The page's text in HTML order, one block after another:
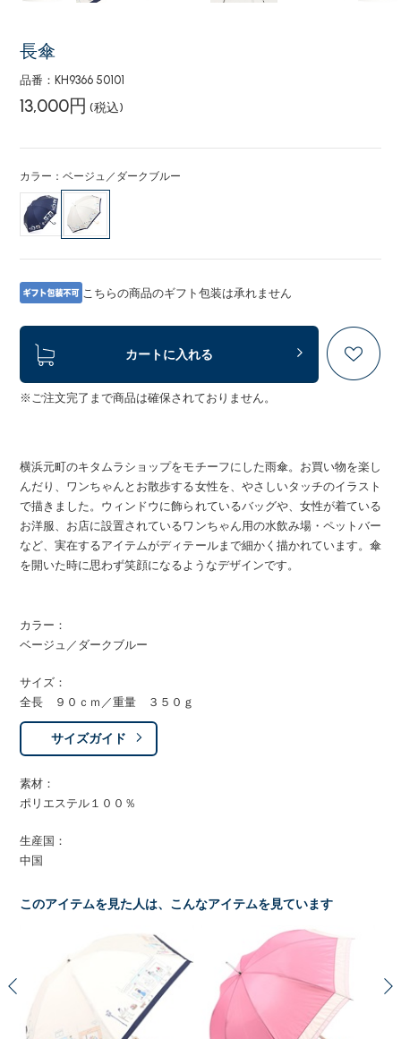
長傘
品番：KH9366 50101
13,000円 (税込)
カラー：ベージュ／ダークブルー
こちらの商品のギフト包装は承れません
カートに入れる
※ご注文完了まで商品は確保されておりません。
横浜元町のキタムラショップをモチーフにした雨傘。お買い物を楽し
んだり、ワンちゃんとお散歩する女性を、やさしいタッチのイラスト
で描きました。ウィンドウに飾られているバッグや、女性が着ている
お洋服、お店に設置されているワンちゃん用の水飲み場・ペットバー
など、実在するアイテムがディテールまで細かく描かれています。傘
を開いた時に思わず笑顔になるようなデザインです。
カラー：
ベージュ／ダークブルー
サイズ：
全長 ９０ｃｍ／重量 ３５０ｇ
サイズガイド
素材：
ポリエステル１００％
生産国：
中国
このアイテムを見た人は、こんなアイテムを見ています